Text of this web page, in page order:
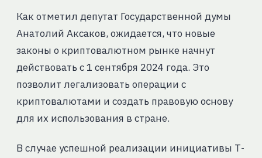
Как отметил депутат Государственной думы
Анатолий Аксаков, ожидается, что новые
законы о криптовалютном рынке начнут
действовать с 1 сентября 2024 года. Это
позволит легализовать операции с
криптовалютами и создать правовую основу
для их использования в стране.
В случае успешной реализации инициативы Т-